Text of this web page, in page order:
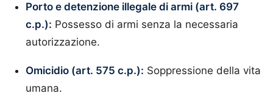
Porto e detenzione illegale di armi (art. 697
c.p.): Possesso di armi senza la necessaria
autorizzazione.
Omicidio (art. 575 c.p.): Soppressione della vita
umana.